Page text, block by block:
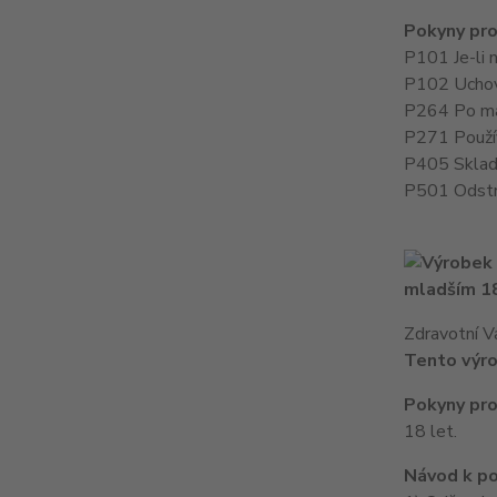
Pokyny
P101 Je-li
P102
P264 Po
P271
P405
P501
mladším
Zdravotní
Tento
Pokyny
18 let.
Návod k